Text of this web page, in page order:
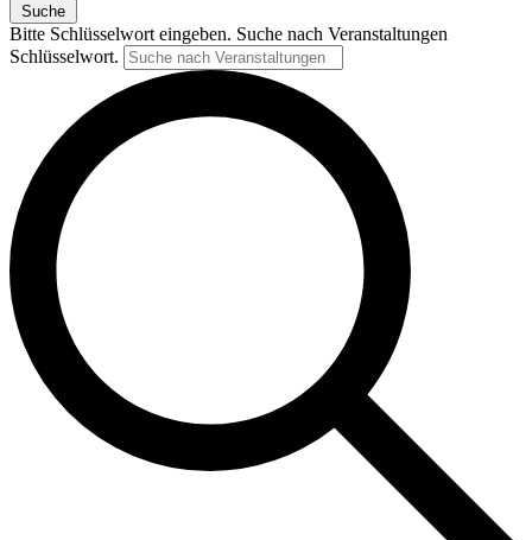
Suche
Bitte Schlüsselwort eingeben. Suche nach Veranstaltungen
Schlüsselwort.